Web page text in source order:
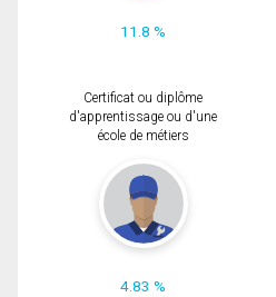
11.8 %
Certificat ou diplôme
d'apprentissage ou d'une
école de métiers
4.83 %